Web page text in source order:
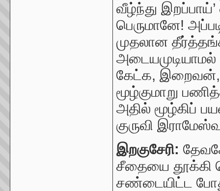
வீழ்ந்து இறப்பாய்
பெருமானே!
முதலான
கேட்க, இறைவன்,
மூழ்குமாறு
அதில் மூழ்கிப்
குருவி
இறகுசேரி:
சீதையை தூக்கி
சண்டையிட்ட